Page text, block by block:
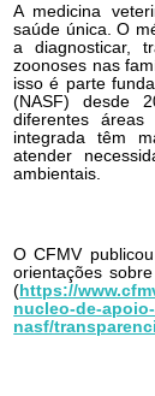
A medicina
saúde única. O
a diagnosticar,
zoonoses nas
isso é parte
(NASF) desde
diferentes
integrada têm
atender
ambientais.
O CFMV
orientações
(https://
nucleo-de-
nasf/